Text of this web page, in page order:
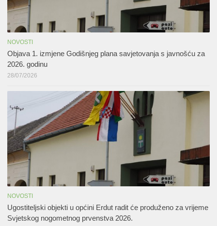
NOVOSTI
Objava 1. izmjene Godišnjeg plana savjetovanja s javnošću za
2026. godinu
28/07/2026
NOVOSTI
Ugostiteljski objekti u općini Erdut radit će produženo za vrijeme
Svjetskog nogometnog prvenstva 2026.